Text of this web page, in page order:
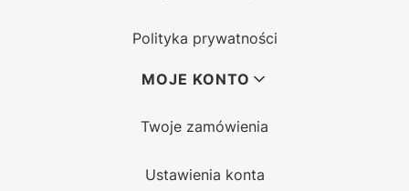
Polityka prywatności
MOJE KONTO
Twoje zamówienia
Ustawienia konta